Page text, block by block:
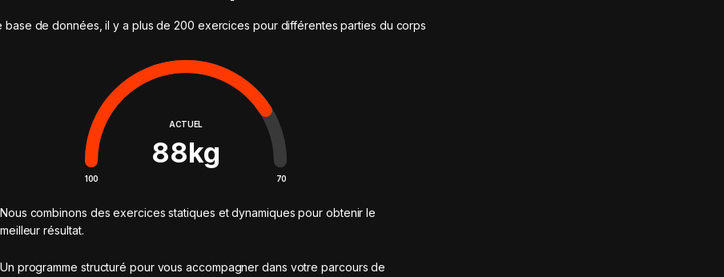
base de données, il y a plus de 200 exercices pour différentes parties du corps
ACTUEL
88kg
100 70
Nous combinons des exercices statiques et dynamiques pour obtenir le
meilleur résultat.
Un programme structuré pour vous accompagner dans votre parcours de